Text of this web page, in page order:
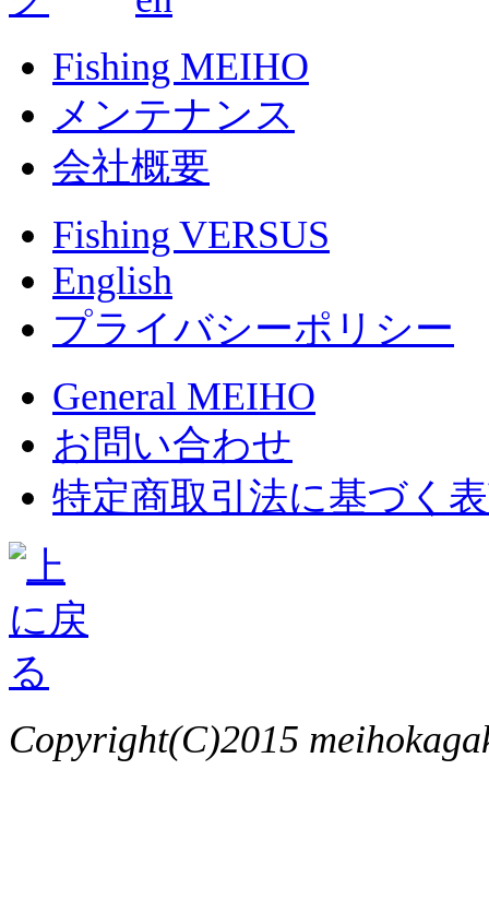
Fishing MEIHO
メンテナンス
会社概要
Fishing VERSUS
English
プライバシーポリシー
General MEIHO
お問い合わせ
特定商取引法に基づく
Copyright(C)2015